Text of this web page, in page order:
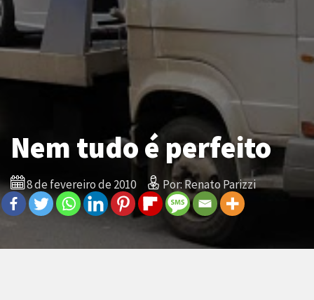
Nem tudo é perfeito
8 de fevereiro de 2010 Por: Renato Parizzi